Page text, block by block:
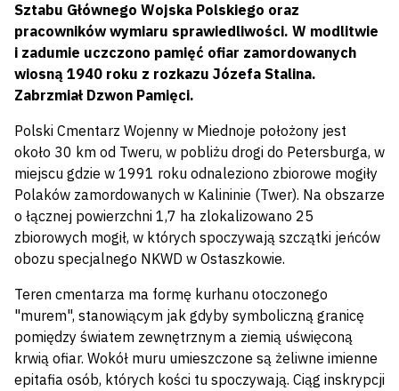
Sztabu Głównego Wojska Polskiego oraz
pracowników wymiaru sprawiedliwości. W modlitwie
i zadumie uczczono pamięć ofiar zamordowanych
wiosną 1940 roku z rozkazu Józefa Stalina.
Zabrzmiał Dzwon Pamięci.
Polski Cmentarz Wojenny w Miednoje położony jest
około 30 km od Tweru, w pobliżu drogi do Petersburga, w
miejscu gdzie w 1991 roku odnaleziono zbiorowe mogiły
Polaków zamordowanych w Kalininie (Twer). Na obszarze
o łącznej powierzchni 1,7 ha zlokalizowano 25
zbiorowych mogił, w których spoczywają szczątki jeńców
obozu specjalnego NKWD w Ostaszkowie.
Teren cmentarza ma formę kurhanu otoczonego
"murem", stanowiącym jak gdyby symboliczną granicę
pomiędzy światem zewnętrznym a ziemią uświęconą
krwią ofiar. Wokół muru umieszczone są żeliwne imienne
epitafia osób, których kości tu spoczywają. Ciąg inskrypcji